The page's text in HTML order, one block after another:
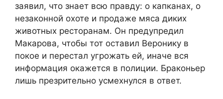
заявил, что знает всю правду: о капканах, о
незаконной охоте и продаже мяса диких
животных ресторанам. Он предупредил
Макарова, чтобы тот оставил Веронику в
покое и перестал угрожать ей, иначе вся
информация окажется в полиции. Браконьер
лишь презрительно усмехнулся в ответ.